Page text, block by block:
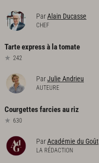
ParAlain Ducasse
CHEF
Tarteexpressà latomate
242
ParJulie Andrieu
AUTEURE
Courgettesfarciesauriz
630
ParAcadémie du Goût
LA RÉDACTION